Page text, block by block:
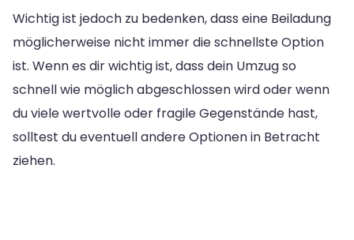
Wichtig ist jedoch zu bedenken, dass eine Beiladung
möglicherweise nicht immer die schnellste Option
ist. Wenn es dir wichtig ist, dass dein Umzug so
schnell wie möglich abgeschlossen wird oder wenn
du viele wertvolle oder fragile Gegenstände hast,
solltest du eventuell andere Optionen in Betracht
ziehen.